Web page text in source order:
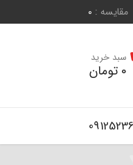
مقایسه : 0
سبد خرید
0 تومان